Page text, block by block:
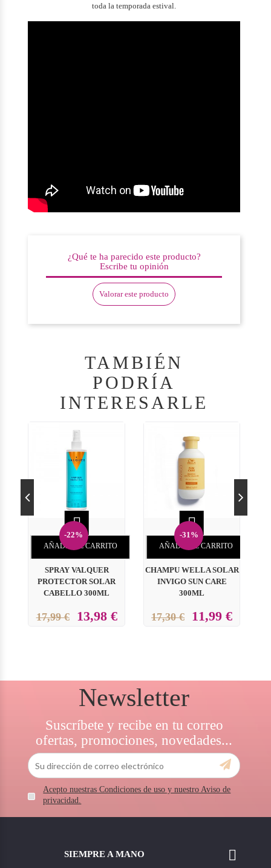
toda la temporada estival.
¿Qué te ha parecido este producto?
Escribe tu opinión
Valorar este producto
TAMBIÉN
PODRÍA
INTERESARLE
-22%

AÑADIR AL CARRITO
SPRAY VALQUER
PROTECTOR SOLAR
CABELLO 300ML
17,99 € 13,98 €
-31%

AÑADIR AL CARRITO
CHAMPU WELLA SOLAR
INVIGO SUN CARE
300ML
17,30 € 11,99 €
Newsletter
Suscríbete y recibe en tu correo
ofertas, promociones, novedades...
Acepto nuestras Condiciones de uso y nuestro Aviso de
privacidad.
SIEMPRE A MANO 